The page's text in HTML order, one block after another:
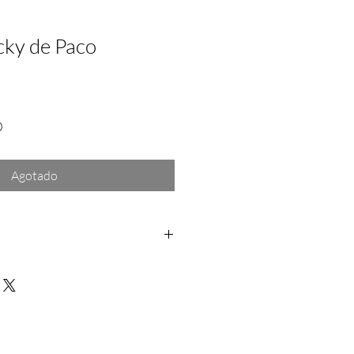
de Paco
Precio
oferta
Agotado
Aplica solo para fallas del